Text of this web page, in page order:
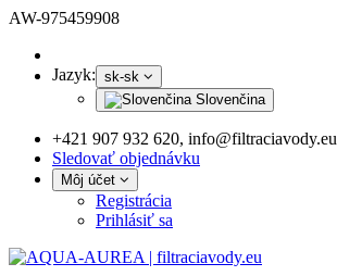
AW-975459908
Jazyk: sk-sk
Slovenčina
+421 907 932 620, info@filtraciavody.eu
Sledovať objednávku
Môj účet
Registrácia
Prihlásiť sa